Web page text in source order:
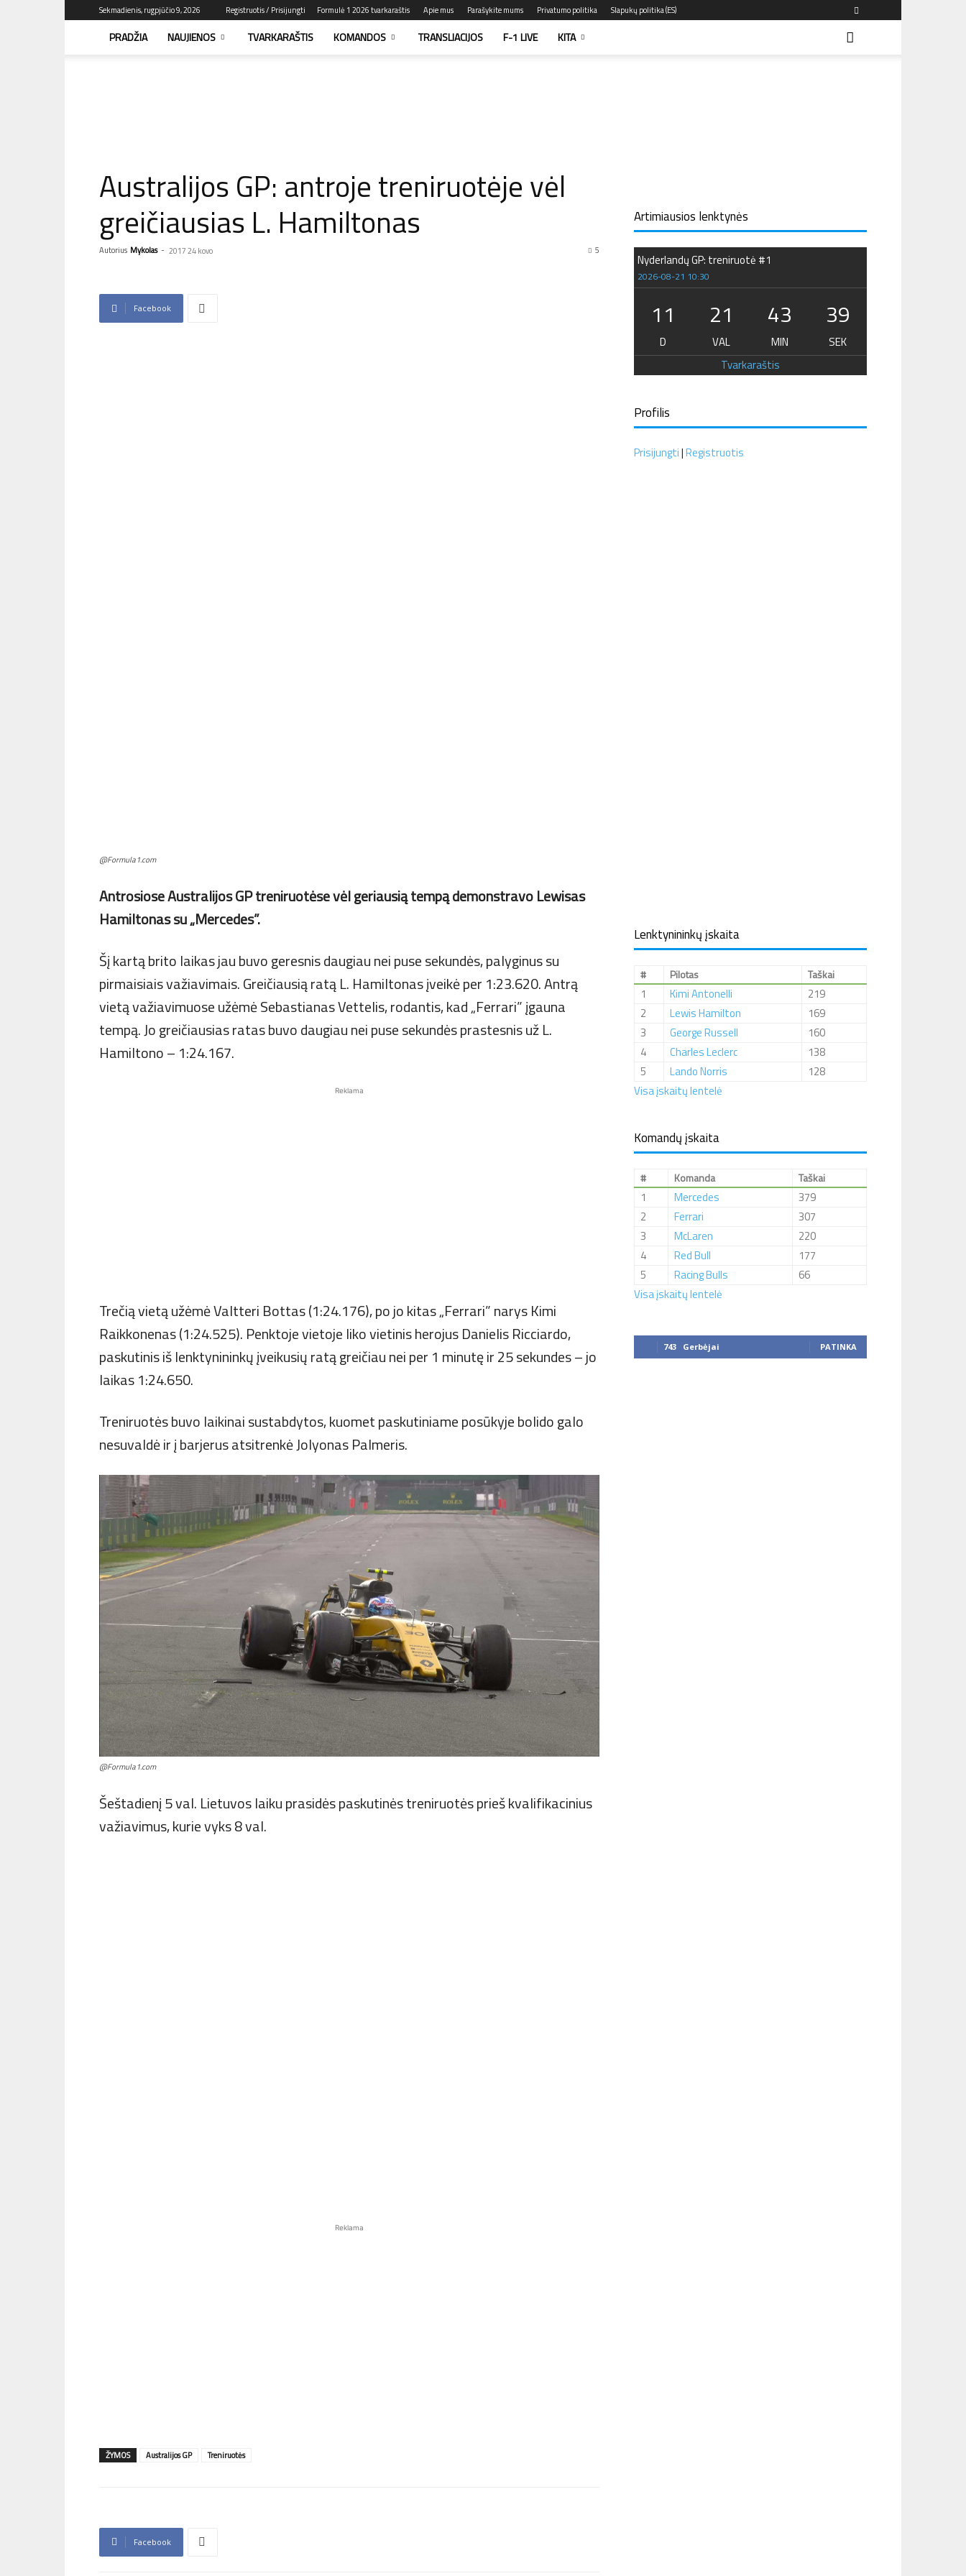
Sekmadienis, rugpjūčio 9, 2026 Registruotis / Prisijungti Formulė 1 2026 tvarkaraštis Apie mus Parašykite mums Privatumo politika Slapukų politika (ES)
PRADŽIA NAUJIENOS TVARKARAŠTIS KOMANDOS TRANSLIACIJOS F-1 LIVE KITA
Australijos GP: antroje treniruotėje vėl
greičiausias L. Hamiltonas
Autorius Mykolas - 2017 24 kovo 5
Facebook
@Formula1.com
Antrosiose Australijos GP treniruotėse vėl geriausią tempą demonstravo Lewisas
Hamiltonas su „Mercedes”.
Šį kartą brito laikas jau buvo geresnis daugiau nei puse sekundės, palyginus su
pirmaisiais važiavimais. Greičiausią ratą L. Hamiltonas įveikė per 1:23.620. Antrą
vietą važiavimuose užėmė Sebastianas Vettelis, rodantis, kad „Ferrari” įgauna
tempą. Jo greičiausias ratas buvo daugiau nei puse sekundės prastesnis už L.
Hamiltono – 1:24.167.
Reklama
Trečią vietą užėmė Valtteri Bottas (1:24.176), po jo kitas „Ferrari” narys Kimi
Raikkonenas (1:24.525). Penktoje vietoje liko vietinis herojus Danielis Ricciardo,
paskutinis iš lenktynininkų įveikusių ratą greičiau nei per 1 minutę ir 25 sekundes – jo
laikas 1:24.650.
Treniruotės buvo laikinai sustabdytos, kuomet paskutiniame posūkyje bolido galo
nesuvaldė ir į barjerus atsitrenkė Jolyonas Palmeris.
@Formula1.com
Šeštadienį 5 val. Lietuvos laiku prasidės paskutinės treniruotės prieš kvalifikacinius
važiavimus, kurie vyks 8 val.
Reklama
ŽYMOS Australijos GP Treniruotės
Facebook
Artimiausios lenktynės
Nyderlandų GP: treniruotė #1
2026-08-21 10:30
11
D
21
VAL
43
MIN
38
SEK
Tvarkaraštis
Profilis
Prisijungti|Registruotis
Lenktynininkų įskaita
# Pilotas Taškai
1 Kimi Antonelli
219
2
Lewis Hamilton
169
3
George Russell
160
4
Charles Leclerc
138
5
Lando Norris
128
Visa įskaitų lentelė
Komandų įskaita
# Komanda Taškai
1 Mercedes
379
2
Ferrari
307
3
McLaren
220
4
Red Bull
177
5
Racing Bulls
66
Visa įskaitų lentelė
743 Gerbėjai PATINKA